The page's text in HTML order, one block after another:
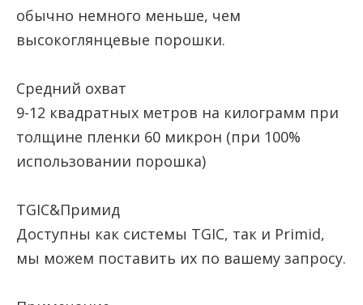
обычно немного меньше, чем
высокоглянцевые порошки.
Средний охват
9-12 квадратных метров на килограмм при
толщине пленки 60 микрон (при 100%
использовании порошка)
TGIC&Примид
Доступны как системы TGIC, так и Primid,
мы можем поставить их по вашему запросу.